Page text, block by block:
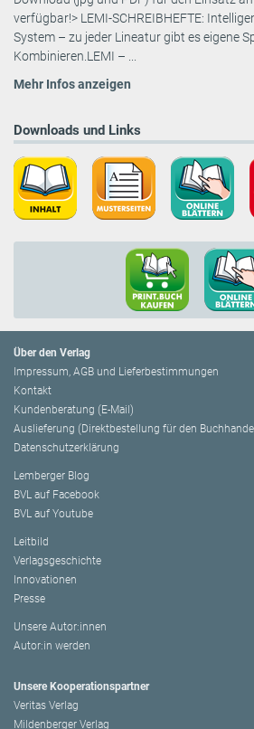
verfügbar!> LEMI-SCHREIBHEFTE:
System – zu jeder Lineatur gibt es eigene
Kombinieren.LEMI – ...
Mehr Infos anzeigen
Downloads und Links
Über den Verlag
Impressum, AGB und Lieferbestimmungen
Kontakt
Kundenberatung (E-Mail)
Auslieferung (Direktbestellung für den
Datenschutzerklärung
Lemberger Blog
BVL auf Facebook
BVL auf Youtube
Leitbild
Verlagsgeschichte
Innovationen
Presse
Unsere Autor:innen
Autor:in werden
Unsere Kooperationspartner
Veritas Verlag
Mildenberger Verlag